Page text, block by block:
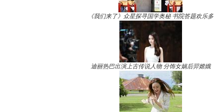
《我们来了》众星探寻国学奥秘 书院答题欢乐多
迪丽热巴出演上古传说人物 分饰女娲后羿嫦娥